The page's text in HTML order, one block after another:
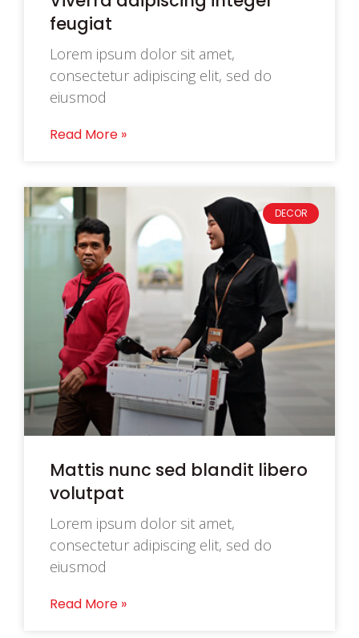
feugiat
Lorem ipsum dolor sit amet,
consectetur adipiscing elit, sed do
eiusmod
Read More »
DECOR
Mattis nunc sed blandit libero
volutpat
Lorem ipsum dolor sit amet,
consectetur adipiscing elit, sed do
eiusmod
Read More »